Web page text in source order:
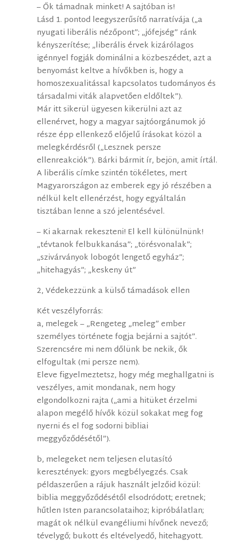
– Ők támadnak minket! A sajtóban is!
Lásd 1. pontod leegyszerűsítő narratívája („a
nyugati liberális nézőpont”; „jófejség” ránk
kényszerítése; „liberális érvek kizárólagos
igénnyel fogják dominálni a közbeszédet, azt a
benyomást keltve a hívőkben is, hogy a
homoszexualitással kapcsolatos tudományos és
társadalmi viták alapvetően eldőltek”).
Már itt sikerül ügyesen kikerülni azt az
ellenérvet, hogy a magyar sajtóorgánumok jó
része épp ellenkező előjelű írásokat közöl a
melegkérdésről („Lesznek persze
ellenreakciók”). Bárki bármit ír, bejön, amit írtál.
A liberális címke szintén tökéletes, mert
Magyarországon az emberek egy jó részében a
nélkül kelt ellenérzést, hogy egyáltalán
tisztában lenne a szó jelentésével.
– Ki akarnak rekeszteni! El kell különülnünk!
„tévtanok felbukkanása”; „törésvonalak”;
„szivárványok lobogót lengető egyház”;
„hitehagyás”; „keskeny út”
2, Védekezzünk a külső támadások ellen
Két veszélyforrás:
a, melegek – „Rengeteg „meleg” ember
személyes története fogja bejárni a sajtót”.
Szerencsére mi nem dőlünk be nekik, ők
elfogultak (mi persze nem).
Eleve figyelmeztetsz, hogy még meghallgatni is
veszélyes, amit mondanak, nem hogy
elgondolkozni rajta („ami a hitüket érzelmi
alapon megélő hívők közül sokakat meg fog
nyerni és el fog sodorni bibliai
meggyőződésétől”).
b, melegeket nem teljesen elutasító
keresztények: gyors megbélyegzés. Csak
példaszerűen a rájuk használt jelzőid közül:
biblia meggyőződésétől elsodródott; eretnek;
hűtlen Isten parancsolataihoz; kipróbálatlan;
magát ok nélkül evangéliumi hívőnek nevező;
tévelygő; bukott és eltévelyedő, hitehagyott.